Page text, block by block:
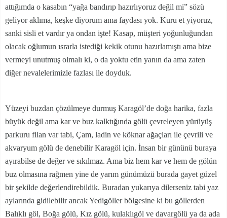
attığımda o kasabın “yağa bandırıp hazırlıyoruz değil mi” sözü
geliyor aklıma, keşke diyorum ama faydası yok. Kuru et yiyoruz,
sanki sisli et vardır ya ondan işte! Kasap, müşteri yoğunluğundan
olacak oğlumun ısrarla istediği kekik otunu hazırlamıştı ama bize
vermeyi unutmuş olmalı ki, o da yoktu etin yanın da ama zaten
diğer nevalelerimizle fazlası ile doyduk.
Yüzeyi buzdan çözülmeye durmuş Karagöl’de doğa harika, fazla
büyük değil ama kar ve buz kalktığında gölü çevreleyen yürüyüş
parkuru filan var tabi, Çam, ladin ve köknar ağaçları ile çevrili ve
akvaryum gölü de denebilir Karagöl için. İnsan bir gününü buraya
ayırabilse de değer ve sıkılmaz. Ama biz hem kar ve hem de gölün
buz olmasına rağmen yine de yarım günümüzü burada gayet güzel
bir şekilde değerlendirebildik. Buradan yukarıya dilerseniz tabi yaz
aylarında gidilebilir ancak Yedigöller bölgesine ki bu göllerden
Balıklı göl, Boğa gölü, Kız gölü, kulaklıgöl ve davargölü ya da ada